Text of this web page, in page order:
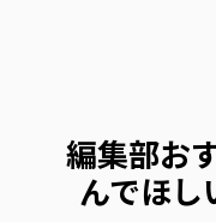
編集部お
んでほし